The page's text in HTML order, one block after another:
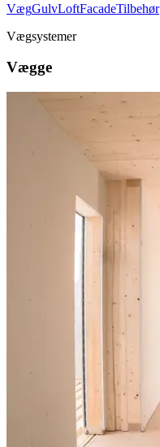
VægGulvLoftFacadeTilbehør
Vægsystemer
Vægge